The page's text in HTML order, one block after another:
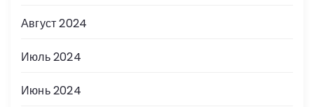
Август 2024
Июль 2024
Июнь 2024